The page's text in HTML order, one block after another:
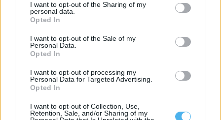
I want to opt-out of the Sharing of my
personal data.
Opted In
I want to opt-out of the Sale of my
Personal Data.
Opted In
I want to opt-out of processing my
Personal Data for Targeted Advertising.
Opted In
I want to opt-out of Collection, Use,
Retention, Sale, and/or Sharing of my